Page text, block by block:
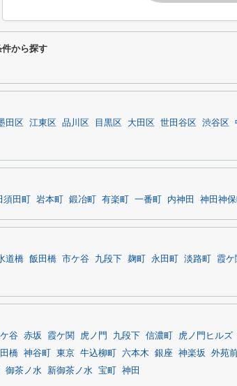
から探す
田区 江東区 品川区 目黒区 大田区 世田谷区 渋谷区
田町 岩本町 鍛冶町 有楽町 一番町 内神田 神田神保
道橋 飯田橋 市ケ谷 九段下 麹町 永田町 淡路町 霞ケ
谷 赤坂 霞ケ関 虎ノ門 九段下 信濃町 虎ノ門ヒルズ
橋 神谷町 東京 牛込柳町 六本木 銀座 神楽坂 外苑
御茶ノ水 新御茶ノ水 宝町 神田